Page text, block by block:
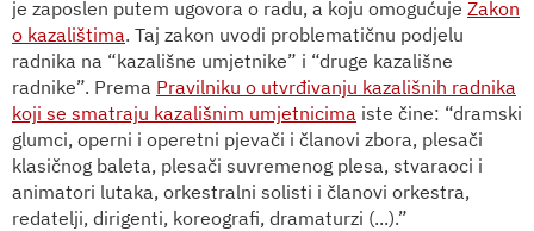
je zaposlen putem ugovora o radu, a koju omogućuje Zakon
o kazalištima. Taj zakon uvodi problematičnu podjelu
radnika na “kazališne umjetnike” i “druge kazališne
radnike”. Prema Pravilniku o utvrđivanju kazališnih radnika
koji se smatraju kazališnim umjetnicima iste čine: “dramski
glumci, operni i operetni pjevači i članovi zbora, plesači
klasičnog baleta, plesači suvremenog plesa, stvaraoci i
animatori lutaka, orkestralni solisti i članovi orkestra,
redatelji, dirigenti, koreografi, dramaturzi (...).”